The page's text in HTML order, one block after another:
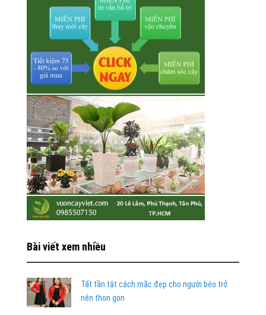
Bài viết xem nhiều
Tất tần tật cách mặc đẹp cho người béo trở
nên thon gọn